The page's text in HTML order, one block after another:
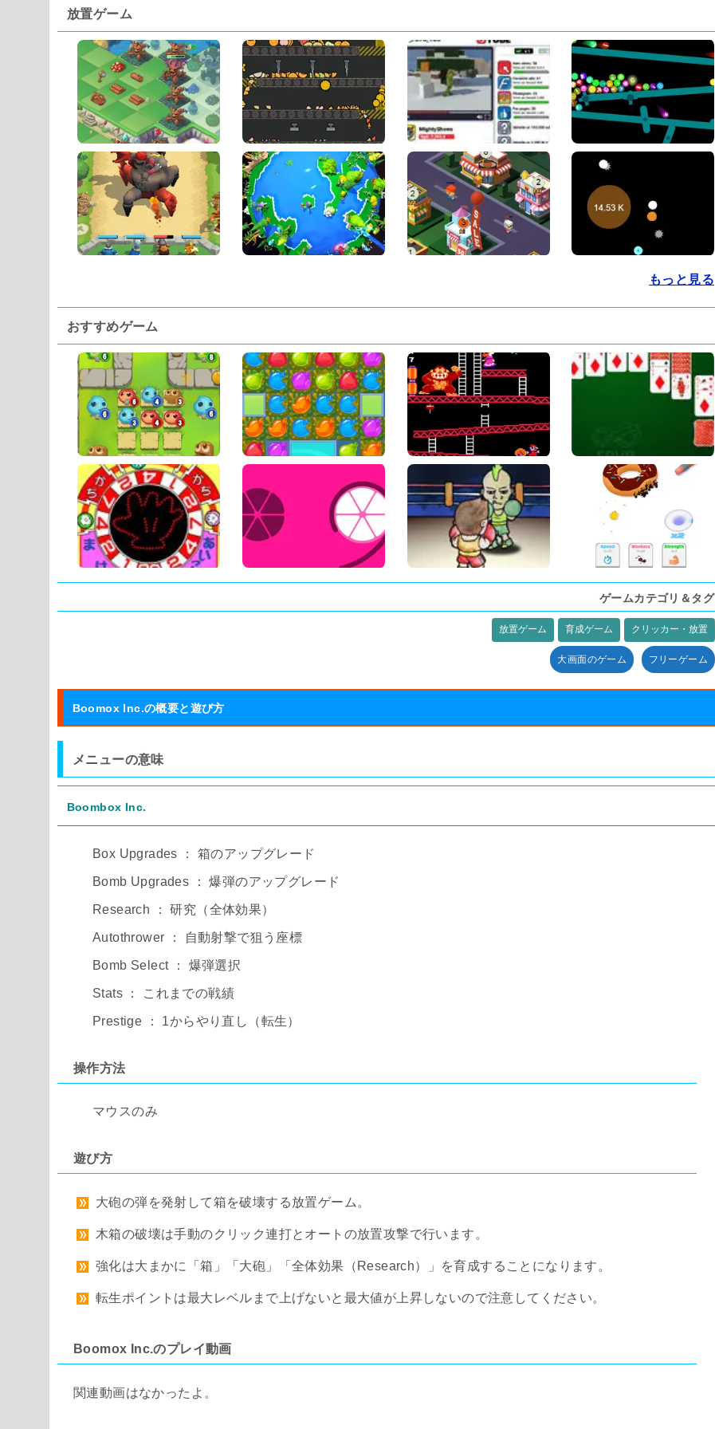
放置ゲーム
もっと見る
おすすめゲーム
ゲームカテゴリ＆タグ
放置ゲーム 育成ゲーム クリッカー・放置
大画面のゲーム フリーゲーム
Boomox Inc.の概要と遊び方
メニューの意味
Boombox Inc.
Box Upgrades ： 箱のアップグレード
Bomb Upgrades ： 爆弾のアップグレード
Research ： 研究（全体効果）
Autothrower ： 自動射撃で狙う座標
Bomb Select ： 爆弾選択
Stats ： これまでの戦績
Prestige ： 1からやり直し（転生）
操作方法
マウスのみ
遊び方
大砲の弾を発射して箱を破壊する放置ゲーム。
木箱の破壊は手動のクリック連打とオートの放置攻撃で行います。
強化は大まかに「箱」「大砲」「全体効果（Research）」を育成することになります。
転生ポイントは最大レベルまで上げないと最大値が上昇しないので注意してください。
Boomox Inc.のプレイ動画
関連動画はなかったよ。